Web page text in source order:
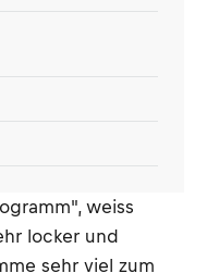
weiss
locker und
sehr viel zum